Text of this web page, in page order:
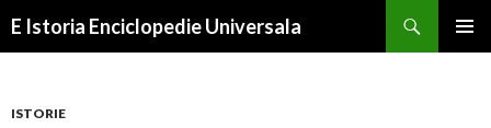
E Istoria Enciclopedie Universala
ISTORIE